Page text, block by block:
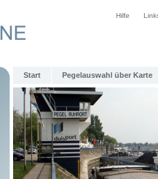
Hilfe
Start Pegelauswahl über Karte